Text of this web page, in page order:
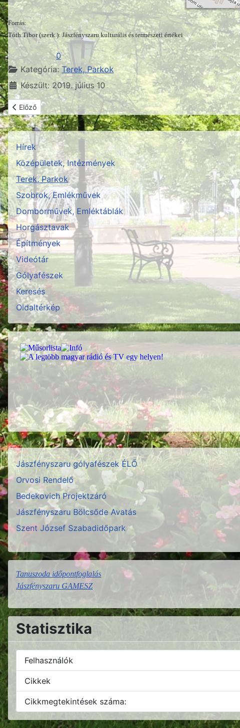
Jászfényszaru gólyafészek ÉLŐ
Orvosi Rendelő
Bedekovich Projektzáró
Jászfényszaru Bölcsőde Avatás
Szent József Szabadidőpark
Tanuszoda időpontfoglalás
Jászfényszaru GAMESZ
Statisztika
Felhasználók
Cikkek
Cikkmegtekintések száma:
Forrás:
Tóth Tibor (szerk.): Jászfényszaru kulturális és természeti értékei
0
Részletek
Kategória:Terek, Parkok
Készült: 2019. július 10
Előző cikk: Pető Ádám Emlékpark
Előző
Hírek
Középületek, Intézmények
Terek, Parkok
Szobrok, Emlékművek
Domborművek, Emléktáblák
Horgásztavak
Építmények
Videótár
Gólyafészek
Keresés
Oldaltérkép